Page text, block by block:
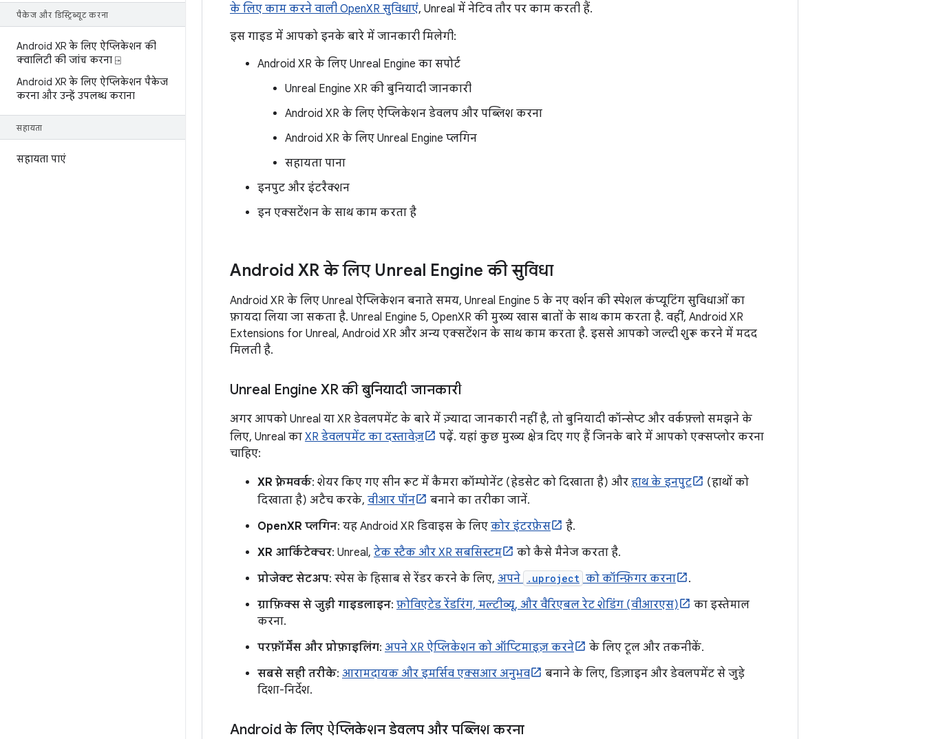
पैकेज और डिस्ट्रिब्यूट करना
Android XR के लिए ऐप्लिकेशन की
क्वालिटी की जांच करना ⍈
Android XR के लिए ऐप्लिकेशन पैकेज
करना और उन्हें उपलब्ध कराना
सहायता
सहायता पाएं
के लिए काम करने वाली OpenXR सुविधाएं, Unreal में नेटिव तौर पर काम करती हैं.
इस गाइड में आपको इनके बारे में जानकारी मिलेगी:
Android XR के लिए Unreal Engine का सपोर्ट
Unreal Engine XR की बुनियादी जानकारी
Android XR के लिए ऐप्लिकेशन डेवलप और पब्लिश करना
Android XR के लिए Unreal Engine प्लगिन
सहायता पाना
इनपुट और इंटरैक्शन
इन एक्सटेंशन के साथ काम करता है
Android XR के लिए Unreal Engine की सुविधा
Android XR के लिए Unreal ऐप्लिकेशन बनाते समय, Unreal Engine 5 के नए वर्शन की स्पेशल कंप्यूटिंग सुविधाओं का
फ़ायदा लिया जा सकता है. Unreal Engine 5, OpenXR की मुख्य खास बातों के साथ काम करता है. वहीं, Android XR
Extensions for Unreal, Android XR और अन्य एक्सटेंशन के साथ काम करता है. इससे आपको जल्दी शुरू करने में मदद
मिलती है.
Unreal Engine XR की बुनियादी जानकारी
अगर आपको Unreal या XR डेवलपमेंट के बारे में ज़्यादा जानकारी नहीं है, तो बुनियादी कॉन्सेप्ट और वर्कफ़्लो समझने के
लिए, Unreal का XR डेवलपमेंट का दस्तावेज़
पढ़ें. यहां कुछ मुख्य क्षेत्र दिए गए हैं जिनके बारे में आपको एक्सप्लोर करना
चाहिए:
XR फ़्रेमवर्क: शेयर किए गए सीन रूट में कैमरा कॉम्पोनेंट (हेडसेट को दिखाता है) और हाथ के इनपुट
(हाथों को
दिखाता है) अटैच करके, वीआर पॉन
बनाने का तरीका जानें.
OpenXR प्लगिन: यह Android XR डिवाइस के लिए कोर इंटरफ़ेस
है.
XR आर्किटेक्चर: Unreal, टेक स्टैक और XR सबसिस्टम
को कैसे मैनेज करता है.
प्रोजेक्ट सेटअप: स्पेस के हिसाब से रेंडर करने के लिए, अपने .uproject को कॉन्फ़िगर करना
.
ग्राफ़िक्स से जुड़ी गाइडलाइन: फ़ोविएटेड रेंडरिंग, मल्टीव्यू, और वैरिएबल रेट शेडिंग (वीआरएस)
का इस्तेमाल
करना.
परफ़ॉर्मेंस और प्रोफ़ाइलिंग: अपने XR ऐप्लिकेशन को ऑप्टिमाइज़ करने
के लिए टूल और तकनीकें.
सबसे सही तरीके: आरामदायक और इमर्सिव एक्सआर अनुभव
बनाने के लिए, डिज़ाइन और डेवलपमेंट से जुड़े
दिशा-निर्देश.
Android के लिए ऐप्लिकेशन डेवलप और पब्लिश करना